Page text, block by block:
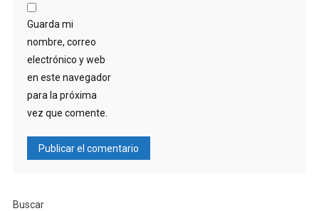
Guarda mi
nombre, correo
electrónico y web
en este navegador
para la próxima
vez que comente.
Buscar